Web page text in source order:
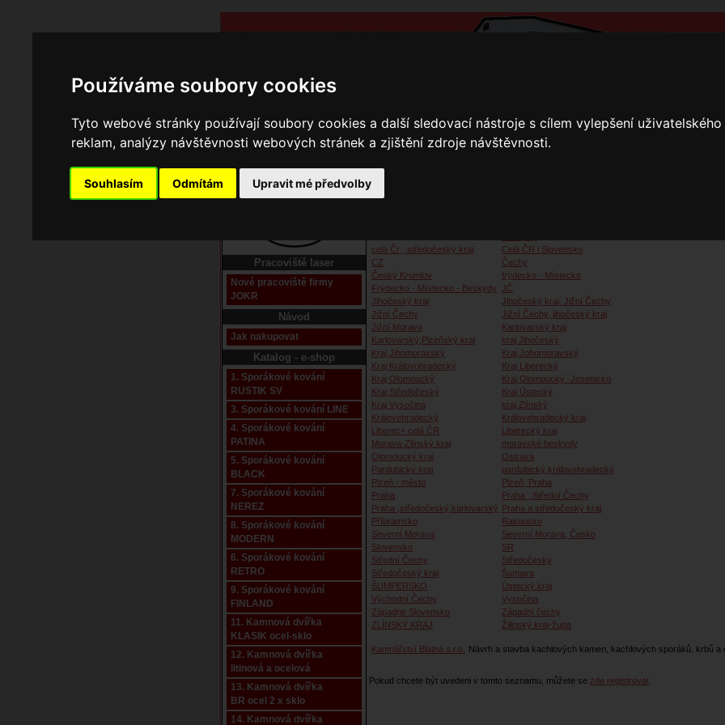
Používáme soubory cookies
Tyto webové stránky používají soubory cookies a další sledovací nástroje s cílem vylepšení
reklam, analýzy návštěvnosti webových stránek a zjištění zdroje návštěvnosti.
Souhlasím Odmítám Upravit mé předvolby
Domů Kontakty
Pracoviště laser
Nové pracoviště firmy
JOKR
Návod
Jak nakupovat
Katalog - e-shop
1. Sporákové kování
RUSTIK SV
3. Sporákové kování LINE
4. Sporákové kování
PATINA
5. Sporákové kování
BLACK
7. Sporákové kování
NEREZ
8. Sporákové kování
MODERN
6. Sporákové kování
RETRO
9. Sporákové kování
FINLAND
11. Kamnová dvířka
KLASIK ocel-sklo
12. Kamnová dvířka
litinová a ocelová
13. Kamnová dvířka
BR ocel 2 x sklo
14. Kamnová dvířka
celá Čr , středočeský kraj
Celá ČR i Slovensko
CZ
Čechy
Český Krumlov
frýdecko - Místecko
Frýdecko - Místecko - Beskydy JČ
Jihočeský kraj
Jihočeský kraj, Jižní Čechy
Jižní Čechy
Jižní Čechy, jihočeský kraj
Jižní Morava
Karlovarský kraj
Karlovarský,Plzeňský kraj
kraj Jihočeský
Kraj Jihomoravský
Kraj Johomoravský
Kraj Královohradecký
Kraj Liberecký
Kraj Olomoucký
Kraj Olomoucký -Jesenicko
Kraj Středočeský
Kraj Ústecký
Kraj Vysočina
kraj Zlínský
Královehradecký
Královehradecký kraj
Liberec+ celá ČR
Liberecký kraj
Morava-Zlínský kraj
moravské beskydy
Olomoucký kraj
Ostrava
Pardubický kraj
pardubický,královehradecký
Plzeň - město
Plzeň, Praha
Praha
Praha , Střední Čechy
Praha ,středočeský,karlovarský Praha a středočeský kraj
Příbramsko
Rakousko
Severní Morava
Severní Morava, Česko
Slovensko
SR
Střední Čechy
Středočeský
Středočeský kraj
Šumava
ŠUMPERSKO
Ústecký kraj
Východní Čechy
Vysočina
Západne Slovensko
Západní čechy
ZLÍNSKÝ KRAJ
Žilinský kraj-župa
Kamnářství Blatná s.r.o. Návrh a stavba kachlových kamen, kachlových sporáků, krbů a
Pokud chcete být uvedeni v tomto seznamu, můžete se zde registrovat